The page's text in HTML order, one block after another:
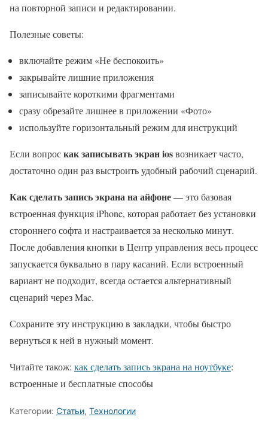
на повторной записи и редактировании.
Полезные советы:
включайте режим «Не беспокоить»
закрывайте лишние приложения
записывайте короткими фрагментами
сразу обрезайте лишнее в приложении «Фото»
используйте горизонтальный режим для инструкций
Если вопроскак записывать экран iosвозникает часто,
достаточно один раз выстроить удобный рабочий сценарий.
Как сделать запись экрана на айфоне— это базовая
встроенная функция iPhone, которая работает без установки
стороннего софта и настраивается за несколько минут.
После добавления кнопки в Центр управления весь процесс
запускается буквально в пару касаний. Если встроенный
вариант не подходит, всегда остается альтернативный
сценарий через Mac.
Сохраните эту инструкцию в закладки, чтобы быстро
вернуться к ней в нужный момент.
Читайте також: как сделать запись экрана на ноутбуке:
встроенные и бесплатные способы
Категории: Статьи, Технологии